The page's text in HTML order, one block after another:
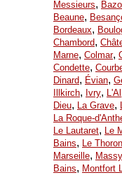
Messieurs,
Beaune,
Bordeaux,
Chambord,
Marne, Colmar,
Condette,
Dinard, Évian,
Illkirch, Ivry,
Dieu, La Grave,
La Roque-
Le Lautaret, Le
Bains, Le
Marseille, Massy
Bains, Montfort